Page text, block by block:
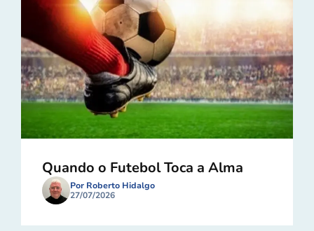
Quando o Futebol Toca a Alma
Por Roberto Hidalgo
27/07/2026